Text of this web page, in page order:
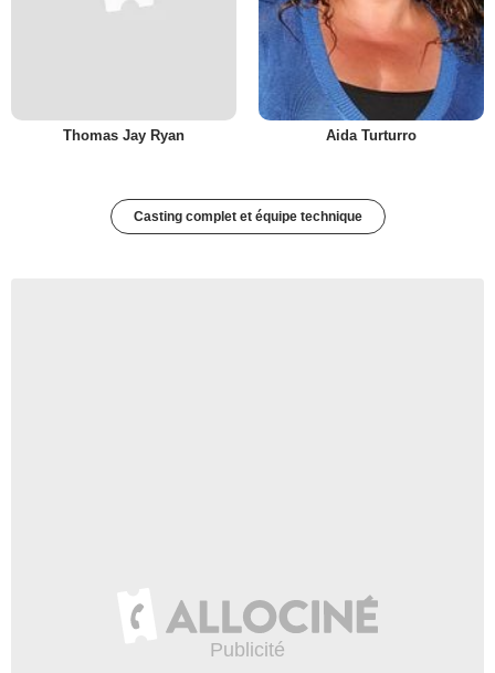
Thomas Jay Ryan Aida Turturro
Casting complet et équipe technique